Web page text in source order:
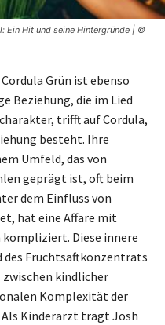
Ein Hit und seine Hintergründe | ©
Grün ist ebenso
Beziehung, die im Lied
trifft auf Cordula,
besteht. Ihre
Umfeld, das von
geprägt ist, oft beim
dem Einfluss von
hat eine Affäre mit
kompliziert. Diese innere
des Fruchtsaftkonzentrats
kindlicher
Komplexität der
Kinderarzt trägt Josh